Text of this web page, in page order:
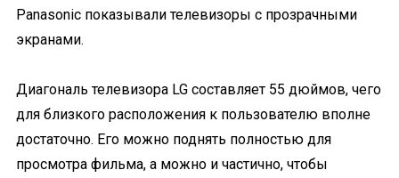
Panasonic показывали телевизоры с прозрачными
экранами.
Диагональ телевизора LG составляет 55 дюймов, чего
для близкого расположения к пользователю вполне
достаточно. Его можно поднять полностью для
просмотра фильма, а можно и частично, чтобы